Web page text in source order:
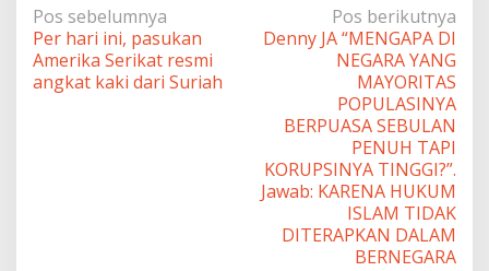
Navigasi
pos
Pos sebelumnya
Per hari ini, pasukan
Amerika Serikat resmi
angkat kaki dari Suriah
Pos berikutnya
Denny JA “MENGAPA DI
NEGARA YANG
MAYORITAS
POPULASINYA
BERPUASA SEBULAN
PENUH TAPI
KORUPSINYA TINGGI?”.
Jawab: KARENA HUKUM
ISLAM TIDAK
DITERAPKAN DALAM
BERNEGARA